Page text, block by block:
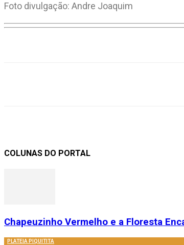
Foto divulgação: Andre Joaquim
COLUNAS DO PORTAL
Chapeuzinho Vermelho e a Floresta
PLATEIA PIQUITITA